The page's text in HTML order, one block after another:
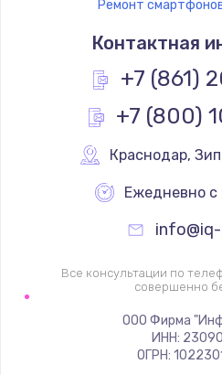
1795
Ремонт
1120
Замена
Ремонт
Контактная
+7 (861)
+7 (800)
Краснодар,
Ежедневно с
Все консультации по
совершенно
ООО Фирма
ИНН:
ОГРН: